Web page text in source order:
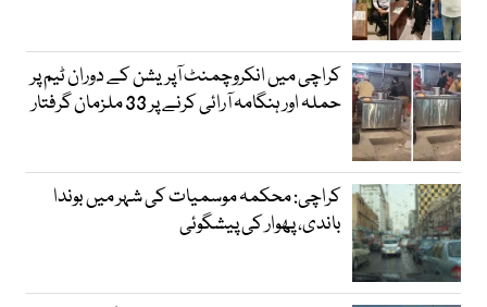
کراچی میں انکروچمنٹ آپریشن کے دوران ٹیم پر
حملہ اور ہنگامہ آرائی کرنے پر 33 ملزمان گرفتار
کراچی: محکمہ موسمیات کی شہر میں بوندا
باندی، پھوار کی پیشگوئی